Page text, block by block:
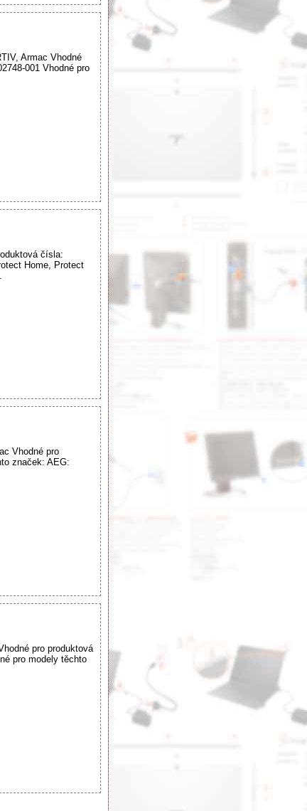
Armac Vhodné
001 Vhodné pro
čísla:
Home, Protect
Vhodné pro
značek: AEG:
pro produktová
pro modely těchto